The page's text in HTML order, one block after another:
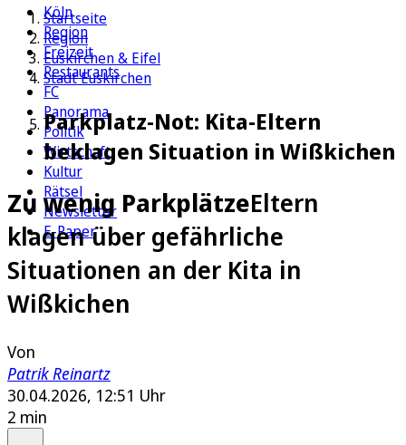
Köln
Region
Freizeit
Restaurants
FC
Panorama
Politik
Wirtschaft
Kultur
Rätsel
Newsletter
E-Paper
Startseite
Region
Euskirchen & Eifel
Stadt Euskirchen
Parkplatz-Not: Kita-Eltern
beklagen Situation in Wißkichen
Zu wenig ParkplätzeEltern
klagen über gefährliche
Situationen an der Kita in
Wißkichen
Von
Patrik Reinartz
30.04.2026, 12:51 Uhr
2 min